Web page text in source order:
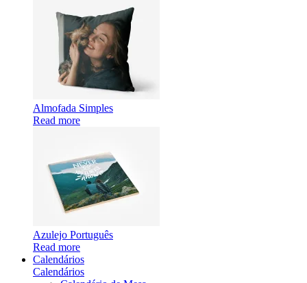
Almofada Simples
Read more
Azulejo Português
Read more
Calendários
Calendários